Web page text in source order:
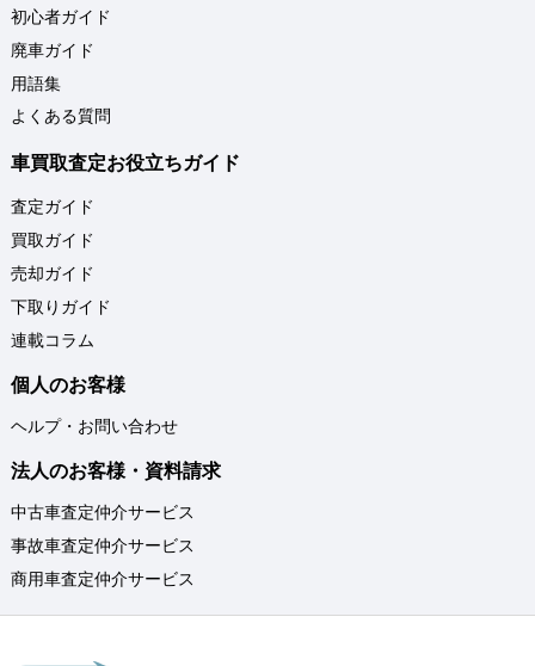
初心者ガイド
廃車ガイド
用語集
よくある質問
車買取査定お役立ちガイド
査定ガイド
買取ガイド
売却ガイド
下取りガイド
連載コラム
個人のお客様
ヘルプ・お問い合わせ
法人のお客様・資料請求
中古車査定仲介サービス
事故車査定仲介サービス
商用車査定仲介サービス